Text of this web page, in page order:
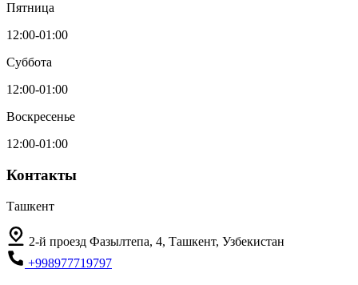
Пятница
12:00-01:00
Суббота
12:00-01:00
Воскресенье
12:00-01:00
Контакты
Ташкент
2-й проезд Фазылтепа, 4, Ташкент, Узбекистан
+998977719797